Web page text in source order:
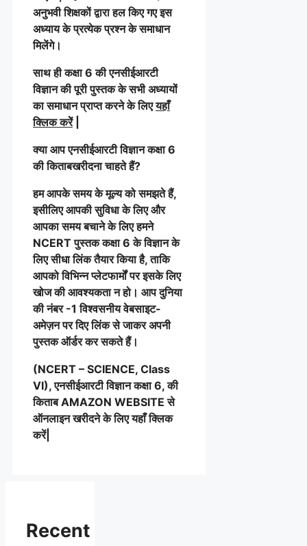
अनुभवी शिक्षकों द्वारा हल किए गए इस
अध्याय के प्रत्येक प्रश्न के समाधान
मिलेंगे।
साथ ही कक्षा 6 की एनसीईआरटी
विज्ञान की पूरी पुस्तक के सभी अध्यायों
का समाधान प्राप्त करने के लिएयहाँ
क्लिक करेें|
क्या आप एनसीईआरटी विज्ञान कक्षा 6
की किताबखरीदना चाहते हैं?
हम आपके समय के मूल्य को समझते हैं,
इसीलिए आपकी सुविधा के लिए और
आपका समय बचाने के लिए हमने
NCERT पुस्तक कक्षा 6 के विज्ञान के
लिए सीधा लिंक तैयार किया है, ताकि
आपको विभिन्न प्लेटफार्मों पर इसके लिए
खोज की आवश्यकता न हो। आप दुनिया
की नंबर -1 विश्वसनीय वेबसाइट-
अमेज़न पर दिए लिंक से जाकर अपनी
पुस्तक ऑर्डर कर सकते हैं।
(NCERT – SCIENCE, Class
VI), एनसीईआरटी विज्ञान कक्षा 6, की
किताब AMAZON WEBSITE से
ऑनलाइन खरीदने के लिए यहाँ क्लिक
करें|
Recent